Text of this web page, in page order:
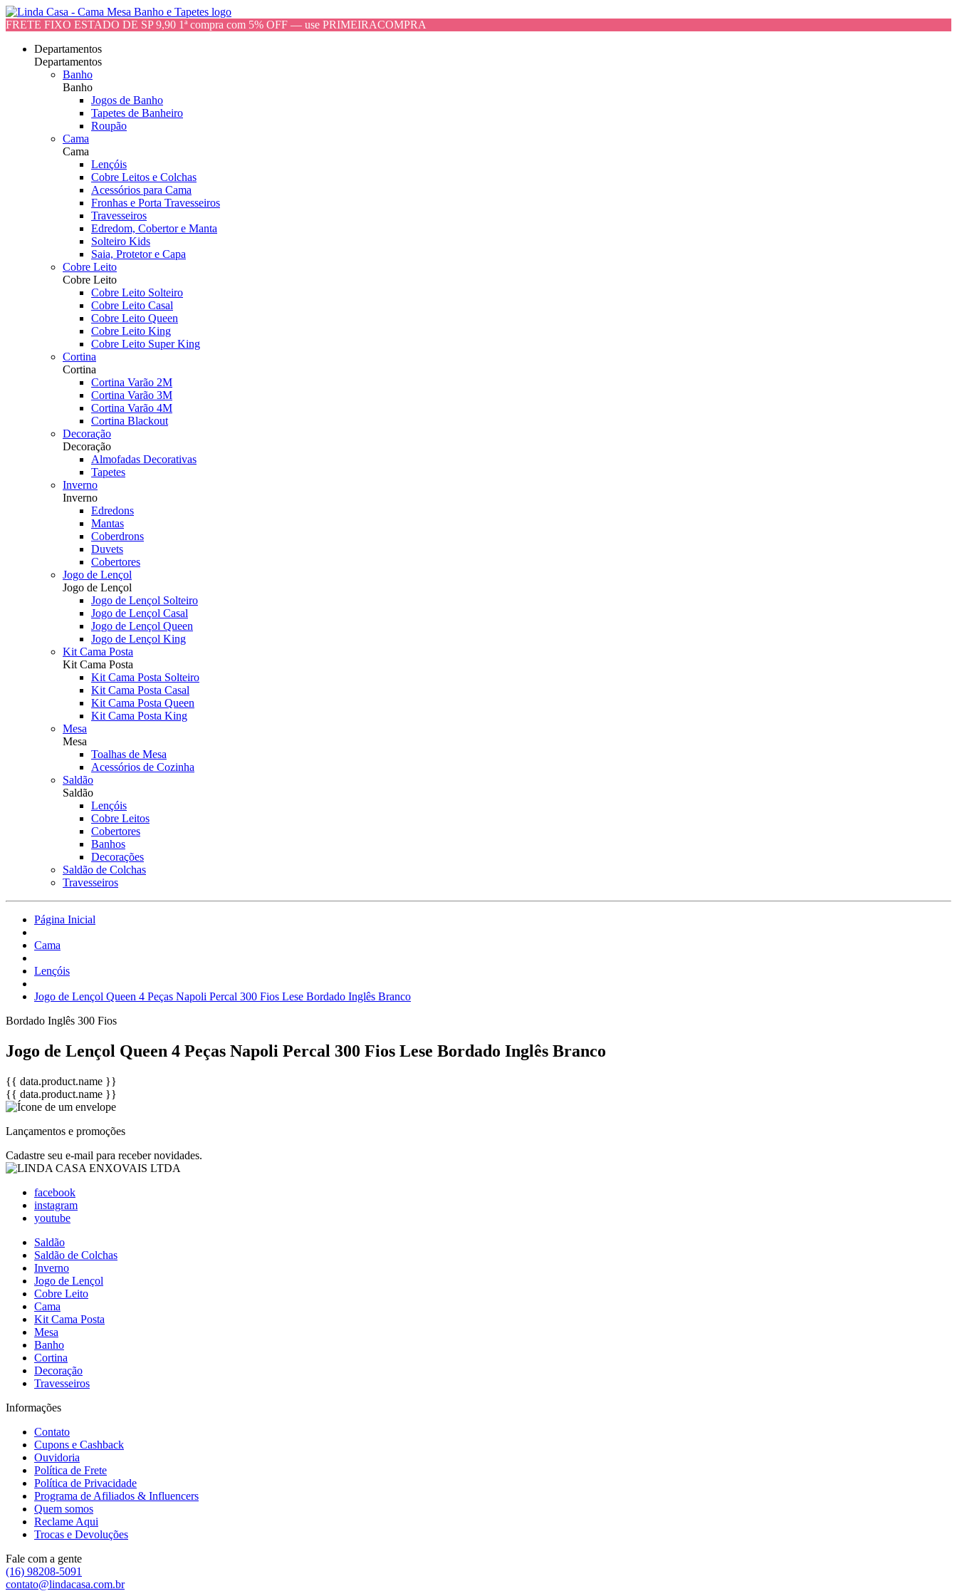
FRETE FIXO ESTADO DE SP 9,90 1ª compra com 5% OFF — use PRIMEIRACOMPRA
Departamentos
Departamentos
Banho
Banho
Jogos de Banho
Tapetes de Banheiro
Roupão
Cama
Cama
Lençóis
Cobre Leitos e Colchas
Acessórios para Cama
Fronhas e Porta Travesseiros
Travesseiros
Edredom, Cobertor e Manta
Solteiro Kids
Saia, Protetor e Capa
Cobre Leito
Cobre Leito
Cobre Leito Solteiro
Cobre Leito Casal
Cobre Leito Queen
Cobre Leito King
Cobre Leito Super King
Cortina
Cortina
Cortina Varão 2M
Cortina Varão 3M
Cortina Varão 4M
Cortina Blackout
Decoração
Decoração
Almofadas Decorativas
Tapetes
Inverno
Inverno
Edredons
Mantas
Coberdrons
Duvets
Cobertores
Jogo de Lençol
Jogo de Lençol
Jogo de Lençol Solteiro
Jogo de Lençol Casal
Jogo de Lençol Queen
Jogo de Lençol King
Kit Cama Posta
Kit Cama Posta
Kit Cama Posta Solteiro
Kit Cama Posta Casal
Kit Cama Posta Queen
Kit Cama Posta King
Mesa
Mesa
Toalhas de Mesa
Acessórios de Cozinha
Saldão
Saldão
Lençóis
Cobre Leitos
Cobertores
Banhos
Decorações
Saldão de Colchas
Travesseiros
Página Inicial
Cama
Lençóis
Jogo de Lençol Queen 4 Peças Napoli Percal 300 Fios Lese Bordado Inglês Branco
Bordado Inglês 300 Fios
Jogo de Lençol Queen 4 Peças Napoli Percal 300 Fios Lese Bordado Inglês Branco
{{ data.product.name }}
{{ data.product.name }}
Lançamentos e promoções
Cadastre seu e-mail para receber novidades.
facebook
instagram
youtube
Saldão
Saldão de Colchas
Inverno
Jogo de Lençol
Cobre Leito
Cama
Kit Cama Posta
Mesa
Banho
Cortina
Decoração
Travesseiros
Informações
Contato
Cupons e Cashback
Ouvidoria
Política de Frete
Política de Privacidade
Programa de Afiliados & Influencers
Quem somos
Reclame Aqui
Trocas e Devoluções
Fale com a gente
(16) 98208-5091
contato@lindacasa.com.br